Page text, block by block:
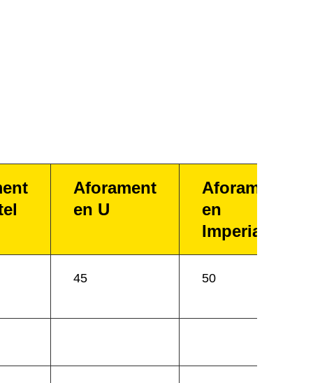
Aforament
en U
Aforament
en
Imperial
45 50